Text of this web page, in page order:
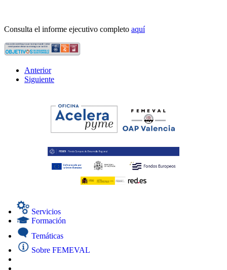
Consulta el informe ejecutivo completo aquí
Anterior
Siguiente
Servicios
Formación
Temáticas
Sobre FEMEVAL